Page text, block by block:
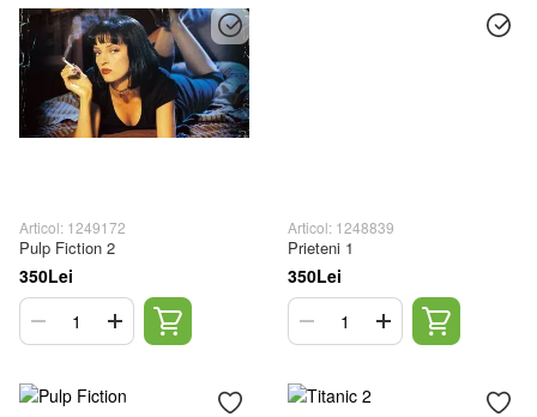
Articol: 1249172
Pulp Fiction 2
350Lei
Articol: 1248839
Prieteni 1
350Lei